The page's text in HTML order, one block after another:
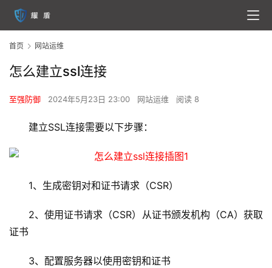
首页 网站运维
怎么建立ssl连接
至强防御 2024年5月23日 23:00 网站运维 阅读 8
建立SSL连接需要以下步骤：
1、生成密钥对和证书请求（CSR）
2、使用证书请求（CSR）从证书颁发机构（CA）获取
证书
3、配置服务器以使用密钥和证书